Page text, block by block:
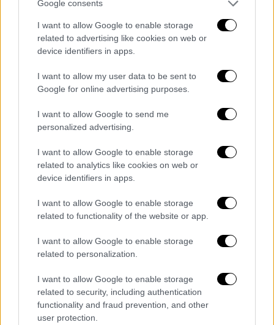
Google consents
I want to allow Google to enable storage
related to advertising like cookies on web or
device identifiers in apps.
I want to allow my user data to be sent to
Google for online advertising purposes.
I want to allow Google to send me
personalized advertising.
I want to allow Google to enable storage
related to analytics like cookies on web or
device identifiers in apps.
I want to allow Google to enable storage
related to functionality of the website or app.
I want to allow Google to enable storage
related to personalization.
I want to allow Google to enable storage
related to security, including authentication
functionality and fraud prevention, and other
user protection.
στο Ισλαμαμπάντ, οι συνομιλίες εξελίχθηκαν
σε δύο ξεχωριστές πτέρυγες και έναν κοινό
χώρο — έναν για την αμερικανική πλευρά,
έναν για τους Ιρανούς και έναν για τριμερείς
συναντήσεις με τη συμμετοχή Πακιστανών
μεσολαβητών, σύμφωνα με επιχειρησιακούς
Μεταξύ των πολλών ζητημάτων που
τέθηκαν ήταν τo Στενό του Ορμούζ
, ένα
βασικό πέρασμα για την παγκόσμια
ενεργειακή τροφοδοσία που το Ιράν έχει
ουσιαστικά αποκλείσει, αλλά οι ΗΠΑ έχουν
δεσμευτεί να επαναλειτουργήσουν, καθώς
και το πυρηνικό πρόγραμμα του Ιράν και οι
διεθνείς κυρώσεις κατά της Τεχεράνης».
κύρια αίθουσα, αναγκάζοντας τους
αντιπροσώπους, συμπεριλαμβανομένου του
Αντιπροέδρου των ΗΠΑ Τζέι Ντι Βανς και